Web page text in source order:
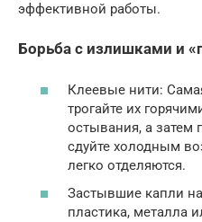
эффективной работы.
Борьба с излишками и
Клеевые нити:
трогайте их
остывания, а затем
сдуйте холодным
легко отделяются.
Застывшие капли
пластика, металла